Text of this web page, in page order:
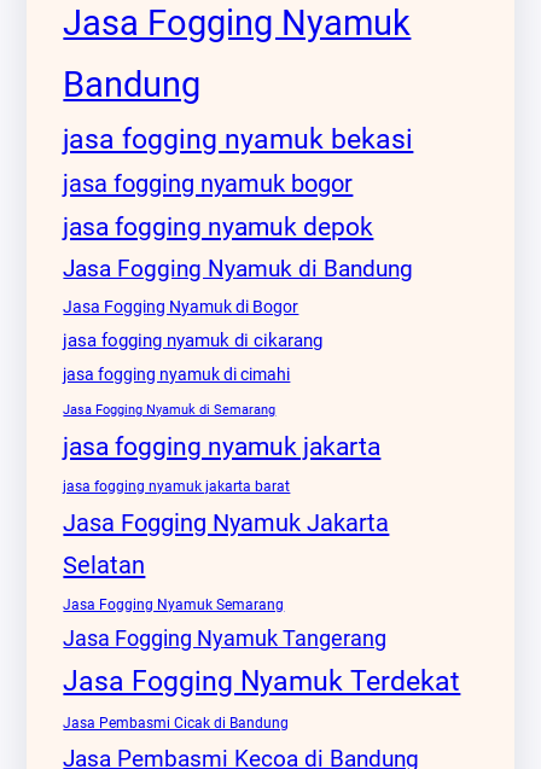
Jasa Fogging Nyamuk
Bandung
jasa fogging nyamuk bekasi
jasa fogging nyamuk bogor
jasa fogging nyamuk depok
Jasa Fogging Nyamuk di Bandung
Jasa Fogging Nyamuk di Bogor
jasa fogging nyamuk di cikarang
jasa fogging nyamuk di cimahi
Jasa Fogging Nyamuk di Semarang
jasa fogging nyamuk jakarta
jasa fogging nyamuk jakarta barat
Jasa Fogging Nyamuk Jakarta
Selatan
Jasa Fogging Nyamuk Semarang
Jasa Fogging Nyamuk Tangerang
Jasa Fogging Nyamuk Terdekat
Jasa Pembasmi Cicak di Bandung
Jasa Pembasmi Kecoa di Bandung